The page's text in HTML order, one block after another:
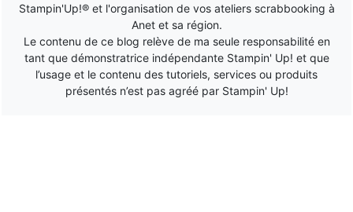
Stampin'Up!® et l'organisation de vos ateliers scrabbooking à
Anet et sa région.
Le contenu de ce blog relève de ma seule responsabilité en
tant que démonstratrice indépendante Stampin' Up! et que
l’usage et le contenu des tutoriels, services ou produits
présentés n’est pas agréé par Stampin' Up!